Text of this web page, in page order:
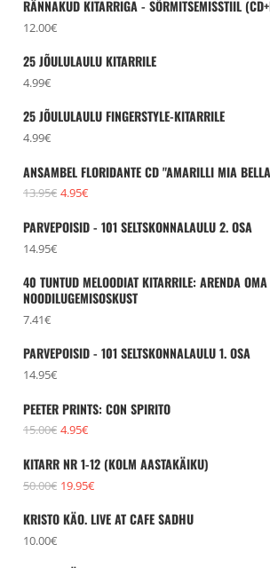
RÄNNAKUD KITARRIGA - SÕRMITSEMISSTIIL
12.00€
25 JÕULULAULU KITARRILE
4.99€
25 JÕULULAULU FINGERSTYLE-KITARRILE
4.99€
ANSAMBEL FLORIDANTE CD "AMARILLI MIA
13.95€ Algne
oli:
4.95€Praegune
on:
PARVEPOISID - 101 SELTSKONNALAULU 2. OSA
14.95€
40 TUNTUD MELOODIAT KITARRILE: ARENDA OMA
NOODILUGEMISOSKUST
7.41€
PARVEPOISID - 101 SELTSKONNALAULU 1. OSA
14.95€
PEETER PRINTS: CON SPIRITO
15.00€ Algne
oli:
15.00€.
4.95€Praegune
on:
4.95€.
KITARR NR 1-12 (KOLM AASTAKÄIKU)
50.00€ Algne
oli:
19.95€Praegune
on:
KRISTO KÄO. LIVE AT CAFE SADHU
10.00€